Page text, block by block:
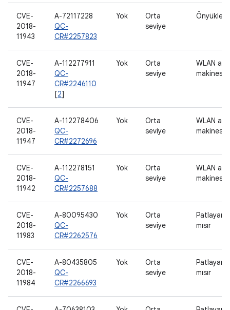
CVE-
2018-
11943
A-72117228
QC-
CR#2257823
Yok
Orta
seviye
CVE-
2018-
11947
A-112277911
QC-
CR#2246110
[2]
Yok
Orta
seviye
WLAN ana
makinesi
CVE-
2018-
11947
A-112278406
QC-
CR#2272696
Yok
Orta
seviye
WLAN ana
makinesi
CVE-
2018-
11942
A-112278151
QC-
CR#2257688
Yok
Orta
seviye
WLAN ana
makinesi
CVE-
2018-
11983
A-80095430
QC-
CR#2262576
Yok
Orta
seviye
Patlayan
mısır
CVE-
2018-
11984
A-80435805
QC-
CR#2266693
Yok
Orta
seviye
Patlayan
mısır